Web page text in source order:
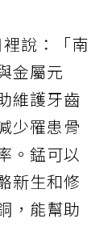
說：「南
金屬元
維護牙齒
少罹患骨
。錳可以
新生和修
，能幫助